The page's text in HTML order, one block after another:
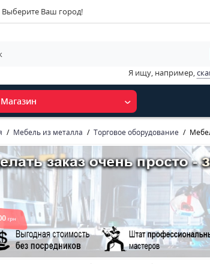
Выберите Ваш город!
Я ищу, например,
Магазин
Мебель из металла Торговое оборудование